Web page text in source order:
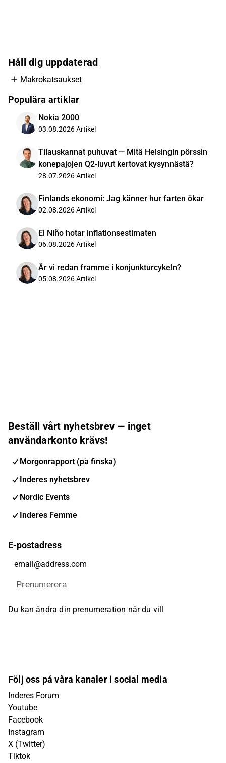
Håll dig uppdaterad
Makrokatsaukset
Populära artiklar
Nokia 2000
03.08.2026Artikel
Tilauskannat puhuvat — Mitä Helsingin pörssin
konepajojen Q2-luvut kertovat kysynnästä?
28.07.2026Artikel
Finlands ekonomi: Jag känner hur farten ökar
02.08.2026Artikel
El Niño hotar inflationsestimaten
06.08.2026Artikel
Är vi redan framme i konjunkturcykeln?
05.08.2026Artikel
Beställ vårt nyhetsbrev — inget
användarkonto krävs!
Morgonrapport (på finska)
Inderes nyhetsbrev
Nordic Events
Inderes Femme
E-postadress
Prenumerera
Du kan ändra din prenumeration när du vill
Följ oss på våra kanaler i social media
Inderes Forum
Youtube
Facebook
Instagram
X (Twitter)
Tiktok